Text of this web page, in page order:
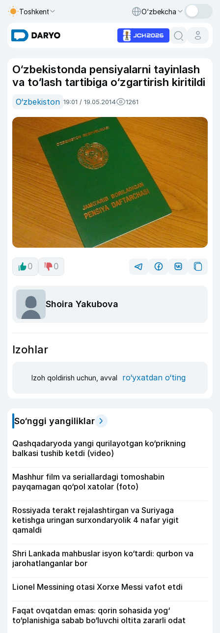
Toshkent O‘zbekcha
O‘zbekistonda pensiyalarni tayinlash
va to‘lash tartibiga o‘zgartirish kiritildi
O‘zbekiston 19:01 / 19.05.2014 1261
0 0
Shoira Yakubova
Izohlar
Izoh qoldirish uchun, avval ro‘yxatdan o‘ting
So‘nggi yangiliklar
Qashqadaryoda yangi qurilayotgan ko‘prikning
balkasi tushib ketdi (video)
Mashhur film va seriallardagi tomoshabin
payqamagan qo‘pol xatolar (foto)
Rossiyada terakt rejalashtirgan va Suriyaga
ketishga uringan surxondaryolik 4 nafar yigit
qamaldi
Shri Lankada mahbuslar isyon ko‘tardi: qurbon va
jarohatlanganlar bor
Lionel Messining otasi Xorxe Messi vafot etdi
Faqat ovqatdan emas: qorin sohasida yog‘
to‘planishiga sabab bo‘luvchi oltita zararli odat